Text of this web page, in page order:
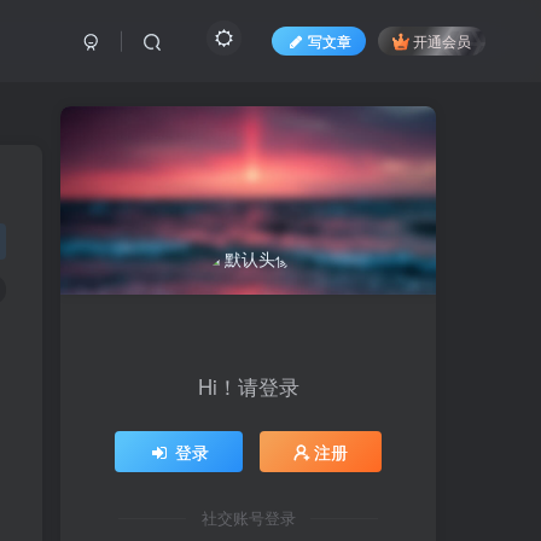
写文章 开通会员
Hi！请登录
登录 注册
社交账号登录